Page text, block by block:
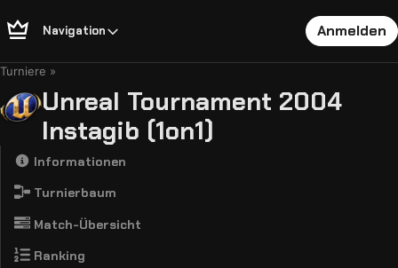
Navigation Anmelden
Turniere
Unreal Tournament 2004
Instagib (1on1)
Informationen
Turnierbaum
Match-Übersicht
Ranking